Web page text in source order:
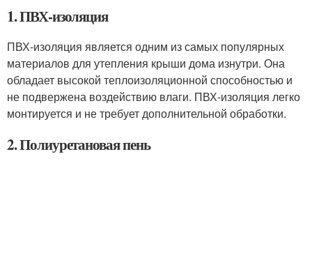
1. ПВХ-изоляция
ПВХ-изоляция является одним из самых популярных
материалов для утепления крыши дома изнутри. Она
обладает высокой теплоизоляционной способностью и
не подвержена воздействию влаги. ПВХ-изоляция легко
монтируется и не требует дополнительной обработки.
2. Полиуретановая пень